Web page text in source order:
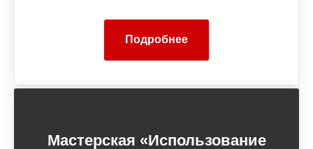
https://www.kaiber.ai/superstudio
Подробнее
Мастерская «Использование